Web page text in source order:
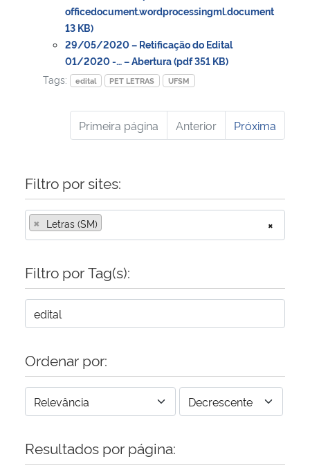
officedocument.wordprocessingml.document
13 KB)
29/05/2020 – Retificação do Edital
01/2020 -… – Abertura (pdf 351 KB)
Tags:
edital PET LETRAS UFSM
Primeira página Anterior Próxima
Filtro por sites:
×
× Letras (SM)
Filtro por Tag(s):
Ordenar por:
Resultados por página: